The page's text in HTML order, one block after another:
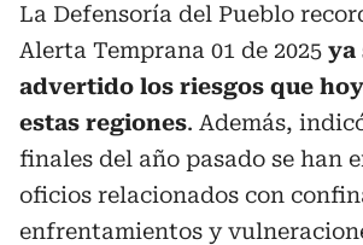
La Defensoría del Pueblo
Alerta Temprana 01 de 2025 ya
advertido los riesgos que
estas regiones. Además,
finales del año pasado se han
oficios relacionados con
enfrentamientos y